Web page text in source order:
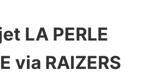
LA PERLE
via RAIZERS